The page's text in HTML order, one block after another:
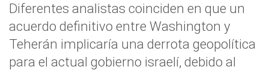
Diferentes analistas coinciden en que un
acuerdo definitivo entre Washington y
Teherán implicaría una derrota geopolítica
para el actual gobierno israelí, debido al